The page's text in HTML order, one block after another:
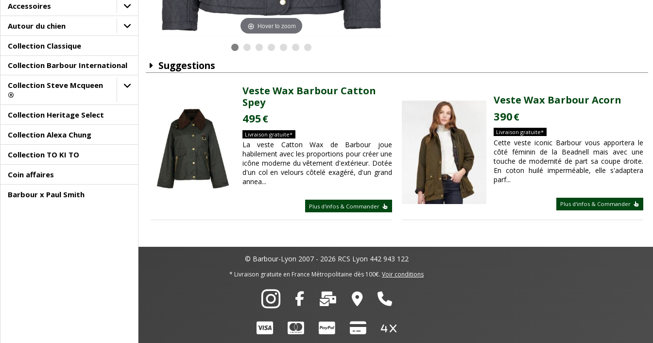
Accessoires
Autour du chien
Collection Classique
Collection Barbour International
Collection Steve Mcqueen
®
Collection Heritage Select
Collection Alexa Chung
Collection TO KI TO
Coin affaires
Barbour x Paul Smith
Hover to zoom
Suggestions
Veste Wax Barbour Catton
Spey
495€
Livraison gratuite*
La veste Catton Wax de Barbour joue
habilement avec les proportions pour créer une
icône moderne du vêtement d'extérieur. Dotée
d'un col en velours côtelé exagéré, d'un grand
annea...
Plus d'infos & Commander
Veste Wax Barbour Acorn
390€
Livraison gratuite*
Cette veste iconic Barbour vous apportera le
côté féminin de la Beadnell mais avec une
touche de modernité de part sa coupe droite.
En coton huilé imperméable, elle s'adaptera
parf...
Plus d'infos & Commander
© Barbour-Lyon 2007 - 2026 RCS Lyon 442 943 122
* Livraison gratuite en France Métropolitaine dès 100€. Voir conditions